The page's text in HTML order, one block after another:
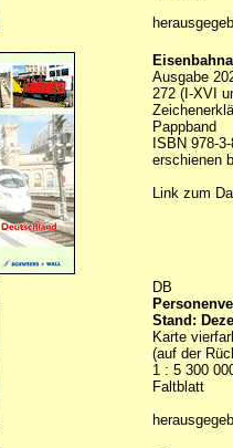
Ausgabe
272 (I-XVI
Pappband
ISBN 978-
erschienen
Link zum
DB
Stand:
Karte
(auf der
1 : 5 300
Faltblatt